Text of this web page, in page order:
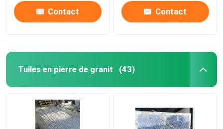
Contact Contact
Tuiles en pierre de granit (43)